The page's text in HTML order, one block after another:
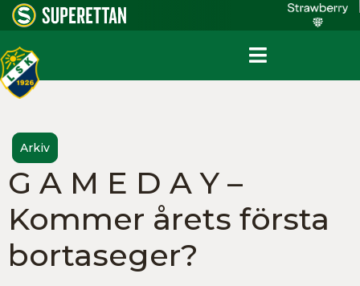
Arkiv
G A M E D A Y –
Kommer årets första
bortaseger?